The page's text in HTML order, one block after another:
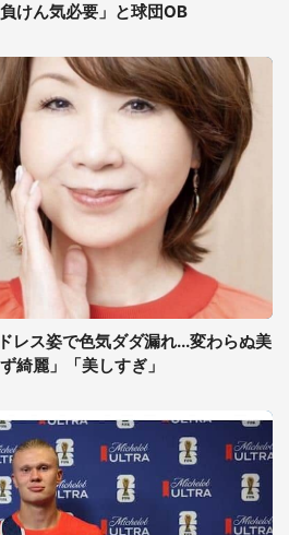
けん気必要」と球団OB
レス姿で色気ダダ漏れ...変わらぬ美
綺麗」「美しすぎ」